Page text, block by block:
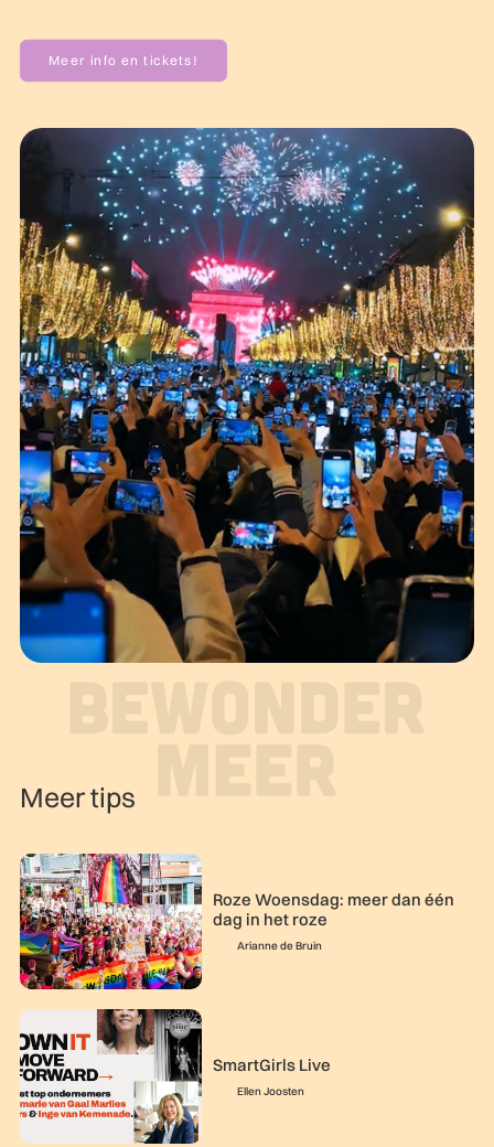
Meer info en tickets!
Meer tips
Roze Woensdag: meer dan één
dag in het roze
Arianne de Bruin
SmartGirls Live
Ellen Joosten